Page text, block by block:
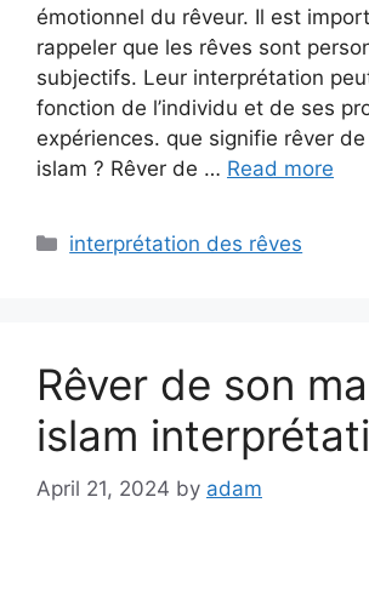
émotionnel du rêveur. Il est
rappeler que les rêves sont
subjectifs. Leur interprétation
fonction de l’individu et de ses
expériences. que signifie rêver
islam ? Rêver de … Read more
Categories
interprétation des rêves
Rêver de son
islam
April 21, 2024 by adam